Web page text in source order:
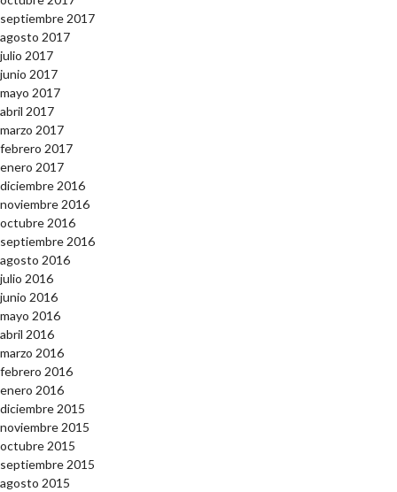
septiembre 2017
agosto 2017
julio 2017
junio 2017
mayo 2017
abril 2017
marzo 2017
febrero 2017
enero 2017
diciembre 2016
noviembre 2016
octubre 2016
septiembre 2016
agosto 2016
julio 2016
junio 2016
mayo 2016
abril 2016
marzo 2016
febrero 2016
enero 2016
diciembre 2015
noviembre 2015
octubre 2015
septiembre 2015
agosto 2015